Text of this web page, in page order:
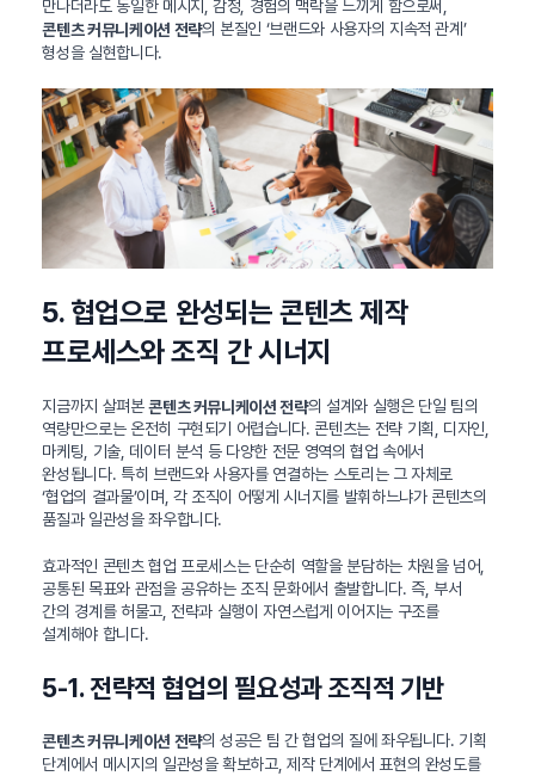
만나더라도 동일한 메시지, 감정, 경험의 맥락을 느끼게 함으로써,
콘텐츠 커뮤니케이션 전략의 본질인 ‘브랜드와 사용자의 지속적 관계’
형성을 실현합니다.
5. 협업으로 완성되는 콘텐츠 제작
프로세스와 조직 간 시너지
지금까지 살펴본콘텐츠 커뮤니케이션 전략의 설계와 실행은 단일 팀의
역량만으로는 온전히 구현되기 어렵습니다. 콘텐츠는 전략 기획, 디자인,
마케팅, 기술, 데이터 분석 등 다양한 전문 영역의 협업 속에서
완성됩니다. 특히 브랜드와 사용자를 연결하는 스토리는 그 자체로
‘협업의 결과물’이며, 각 조직이 어떻게 시너지를 발휘하느냐가 콘텐츠의
품질과 일관성을 좌우합니다.
효과적인 콘텐츠 협업 프로세스는 단순히 역할을 분담하는 차원을 넘어,
공통된 목표와 관점을 공유하는 조직 문화에서 출발합니다. 즉, 부서
간의 경계를 허물고, 전략과 실행이 자연스럽게 이어지는 구조를
설계해야 합니다.
5-1. 전략적 협업의 필요성과 조직적 기반
콘텐츠 커뮤니케이션 전략의 성공은 팀 간 협업의 질에 좌우됩니다. 기획
단계에서 메시지의 일관성을 확보하고, 제작 단계에서 표현의 완성도를